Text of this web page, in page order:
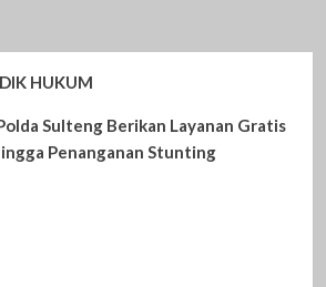
HUKUM
Sulteng Berikan Layanan Gratis
Penanganan Stunting